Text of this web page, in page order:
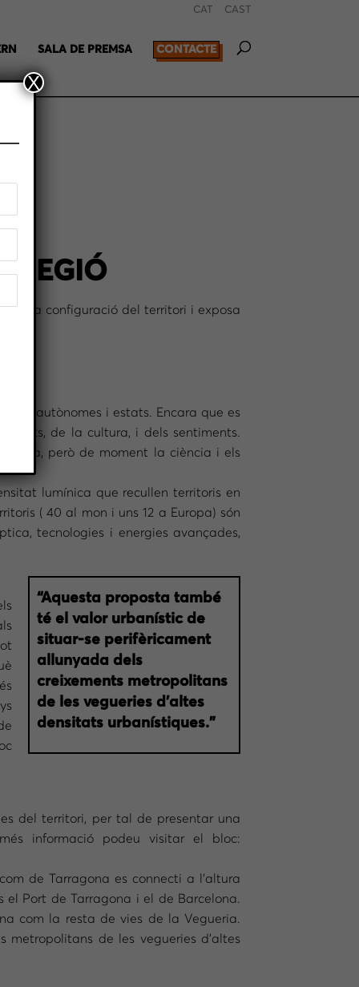
CAT CAST
SALA DE PREMSA CONTACTE
la configuració del territori i exposa
autònomes i estats. Encara que es
de la cultura, i dels sentiments.
però de moment la ciència i els
lumínica que recullen territoris en
( 40 al mon i uns 12 a Europa) són
tecnologies i energies avançades,
“Aquesta proposta també
té el valor urbanístic de
situar-se perifèricament
allunyada dels
creixements metropolitans
de les vegueries d’altes
densitats urbanístiques.”
del territori, per tal de presentar una
informació podeu visitar el bloc:
de Tarragona es connecti a l’altura
Port de Tarragona i el de Barcelona.
com la resta de vies de la Vegueria.
de les vegueries d’altes
X